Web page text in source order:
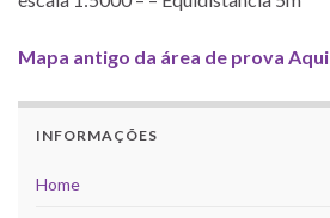
Mapa antigo da área de prova Aqui
INFORMAÇÕES
Home